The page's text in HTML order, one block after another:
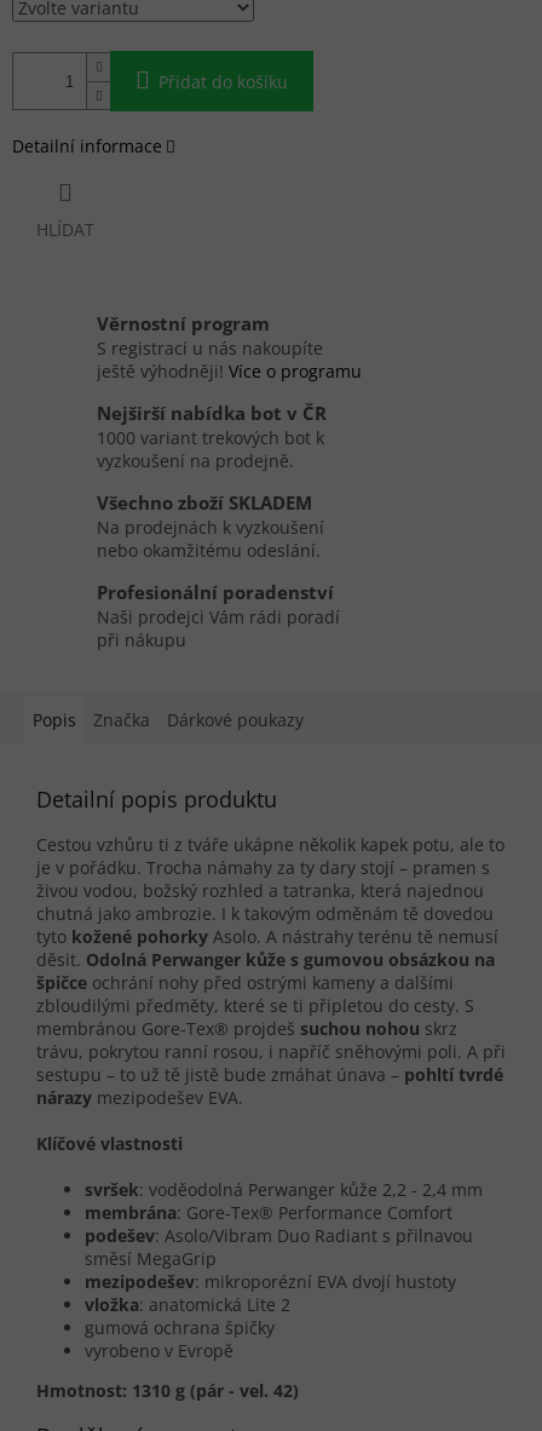
Přidat do košíku
Detailní informace
HLÍDAT
Věrnostní program
S registrací u nás nakoupíte
ještě výhodněji! Více o programu
Nejširší nabídka bot v ČR
1000 variant trekových bot k
vyzkoušení na prodejně.
Všechno zboží SKLADEM
Na prodejnách k vyzkoušení
nebo okamžitému odeslání.
Profesionální poradenství
Naši prodejci Vám rádi poradí
při nákupu
Popis Značka Dárkové poukazy
Detailní popis produktu
Cestou vzhůru ti z tváře ukápne několik kapek potu, ale to
je v pořádku. Trocha námahy za ty dary stojí – pramen s
živou vodou, božský rozhled a tatranka, která najednou
chutná jako ambrozie. I k takovým odměnám tě dovedou
tyto kožené pohorky Asolo. A nástrahy terénu tě nemusí
děsit. Odolná Perwanger kůže s gumovou obsázkou na
špičce ochrání nohy před ostrými kameny a dalšími
zbloudilými předměty, které se ti připletou do cesty. S
membránou Gore-Tex® projdeš suchou nohou skrz
trávu, pokrytou ranní rosou, i napříč sněhovými poli. A při
sestupu – to už tě jistě bude zmáhat únava – pohltí tvrdé
nárazy mezipodešev EVA.
Klíčové vlastnosti
svršek: voděodolná Perwanger kůže 2,2 - 2,4 mm
membrána: Gore-Tex® Performance Comfort
podešev: Asolo/Vibram Duo Radiant s přilnavou
směsí MegaGrip
mezipodešev: mikroporézní EVA dvojí hustoty
vložka: anatomická Lite 2
gumová ochrana špičky
vyrobeno v Evropě
Hmotnost: 1310 g (pár - vel. 42)